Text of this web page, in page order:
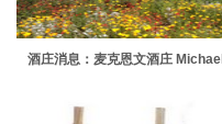
酒庄消息：麦克恩文酒庄 Michael